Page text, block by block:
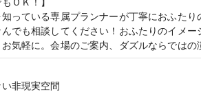
っている専属プランナーが丁寧におふた
でも相談してください！おふたりのイメ
気軽に。会場のご案内、ダズルならではの
非現実空間